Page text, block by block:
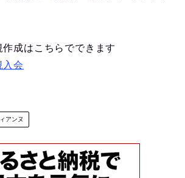
成はこちらでできます
入会
アンヌ